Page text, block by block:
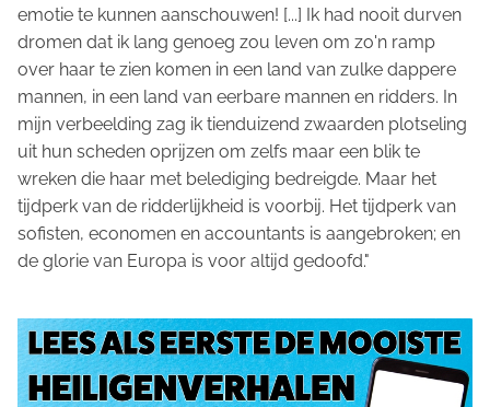
emotie te kunnen aanschouwen! [...] Ik had nooit durven
dromen dat ik lang genoeg zou leven om zo'n ramp
over haar te zien komen in een land van zulke dappere
mannen, in een land van eerbare mannen en ridders. In
mijn verbeelding zag ik tienduizend zwaarden plotseling
uit hun scheden oprijzen om zelfs maar een blik te
wreken die haar met belediging bedreigde. Maar het
tijdperk van de ridderlijkheid is voorbij. Het tijdperk van
sofisten, economen en accountants is aangebroken; en
de glorie van Europa is voor altijd gedoofd."